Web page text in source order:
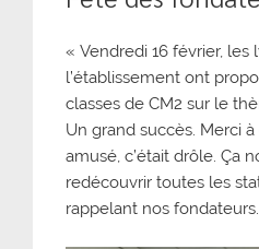
« Vendredi 16 février, les
l’établissement ont
classes de CM2 sur le
Un grand succès. Merci à
amusé, c’était drôle. Ça
redécouvrir toutes les
rappelant nos